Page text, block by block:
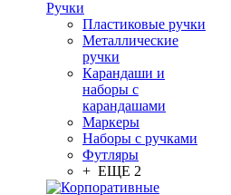
Ручки
Пластиковые ручки
Металлические
ручки
Карандаши и
наборы с
карандашами
Маркеры
Наборы с ручками
Футляры
+ ЕЩЕ 2